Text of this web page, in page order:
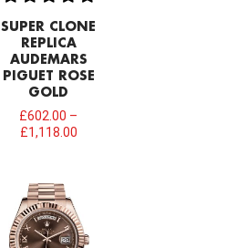
SUPER CLONE
REPLICA
AUDEMARS
PIGUET ROSE
GOLD
£602.00 –
£1,118.00